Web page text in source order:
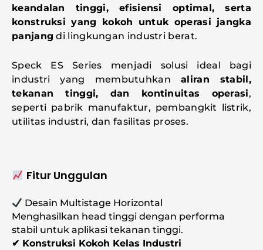
keandalan tinggi, efisiensi optimal, serta
konstruksi yang kokoh untuk operasi jangka
panjang di lingkungan industri berat.
Speck ES Series menjadi solusi ideal bagi
industri yang membutuhkanaliran stabil,
tekanan tinggi, dan kontinuitas operasi,
seperti pabrik manufaktur, pembangkit listrik,
utilitas industri, dan fasilitas proses.
Fitur Unggulan
Desain Multistage Horizontal
Menghasilkan head tinggi dengan performa
stabil untuk aplikasi tekanan tinggi.
✔ Konstruksi Kokoh Kelas Industri